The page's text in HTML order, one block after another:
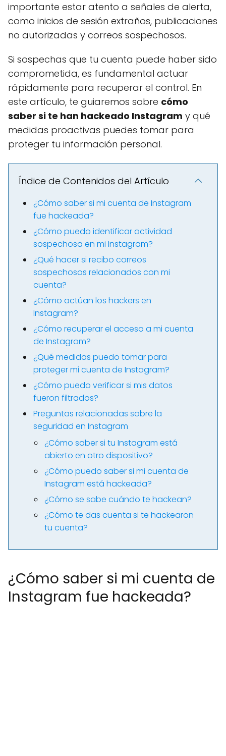
importante estar atento a señales de alerta,
como inicios de sesión extraños, publicaciones
no autorizadas y correos sospechosos.
Si sospechas que tu cuenta puede haber sido
comprometida, es fundamental actuar
rápidamente para recuperar el control. En
este artículo, te guiaremos sobre cómo
saber si te han hackeado Instagram y qué
medidas proactivas puedes tomar para
proteger tu información personal.
Índice de Contenidos del Artículo
¿Cómo saber si mi cuenta de Instagram
fue hackeada?
¿Cómo puedo identificar actividad
sospechosa en mi Instagram?
¿Qué hacer si recibo correos
sospechosos relacionados con mi
cuenta?
¿Cómo actúan los hackers en
Instagram?
¿Cómo recuperar el acceso a mi cuenta
de Instagram?
¿Qué medidas puedo tomar para
proteger mi cuenta de Instagram?
¿Cómo puedo verificar si mis datos
fueron filtrados?
Preguntas relacionadas sobre la
seguridad en Instagram
¿Cómo saber si tu Instagram está
abierto en otro dispositivo?
¿Cómo puedo saber si mi cuenta de
Instagram está hackeada?
¿Cómo se sabe cuándo te hackean?
¿Cómo te das cuenta si te hackearon
tu cuenta?
¿Cómo saber si mi cuenta de
Instagram fue hackeada?